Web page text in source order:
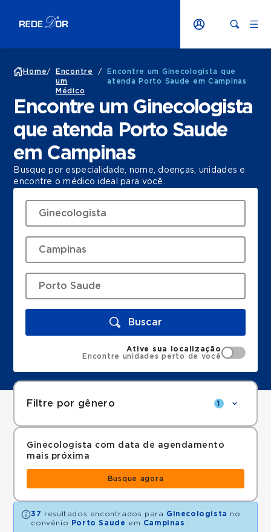
Home/
Encontre
um
Médico
/
Encontre um Ginecologista que
atenda Porto Saude em Campinas
Encontre um Ginecologista
que atenda Porto Saude
em Campinas
Busque por especialidade, nome, doenças, unidades e
encontre o médico ideal para você.
Buscar
Ative sua localização
Encontre unidades perto de você
Filtre por gênero 1
Ginecologista com data de agendamento
mais próxima
Busque agora
37 resultados encontrados para Ginecologista no
convênio
Porto Saude em Campinas